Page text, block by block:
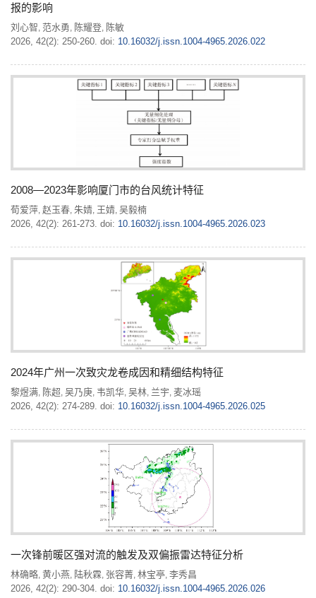
报的影响
刘心智, 范水勇, 陈耀登, 陈敏
2026, 42(2): 250-260. doi: 10.16032/j.issn.1004-4965.2026.022
2008—2023年影响厦门市的台风统计特征
荀爱萍, 赵玉春, 朱婧, 王婧, 吴毅楠
2026, 42(2): 261-273. doi: 10.16032/j.issn.1004-4965.2026.023
2024年广州一次致灾龙卷成因和精细结构特征
黎煜满, 陈超, 吴乃庚, 韦凯华, 吴林, 兰宇, 麦冰瑶
2026, 42(2): 274-289. doi: 10.16032/j.issn.1004-4965.2026.025
一次锋前暖区强对流的触发及双偏振雷达特征分析
林确略, 黄小燕, 陆秋霖, 张容菁, 林宝亭, 李秀昌
2026, 42(2): 290-304. doi: 10.16032/j.issn.1004-4965.2026.026